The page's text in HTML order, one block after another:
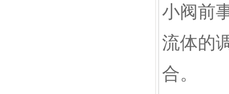
小阀前
流体的
合。